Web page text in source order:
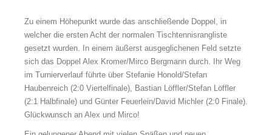
Zu einem Höhepunkt wurde das anschließende Doppel, in
welcher die ersten Acht der normalen Tischtennisrangliste
gesetzt wurden. In einem äußerst ausgeglichenen Feld setzte
sich das Doppel Alex Kromer/Mirco Bergmann durch. Ihr Weg
im Turnierverlauf führte über Stefanie Honold/Stefan
Haubenreich (2:0 Viertelfinale), Bastian Löffler/Stefan Löffler
(2:1 Halbfinale) und Günter Feuerlein/David Michler (2:0 Finale).
Glückwunsch an Alex und Mirco!